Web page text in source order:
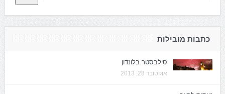
כתבות מובילות
סילבסטר בלונדון
אוקטובר 28, 2013